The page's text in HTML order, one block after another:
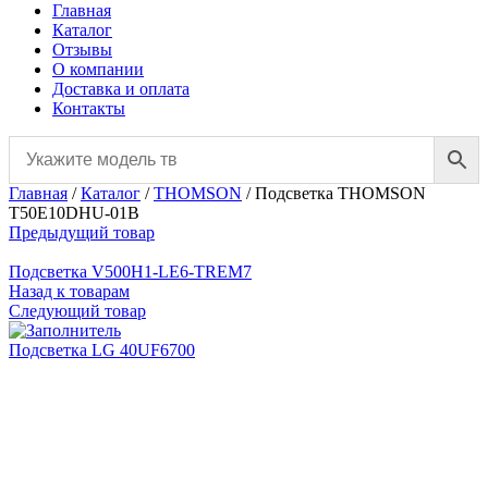
Главная
Каталог
Отзывы
О компании
Доставка и оплата
Контакты
Главная /Каталог /THOMSON /Подсветка THOMSON
T50E10DHU-01B
Предыдущий товар
Подсветка V500H1-LE6-TREM7
Назад к товарам
Следующий товар
Подсветка LG 40UF6700